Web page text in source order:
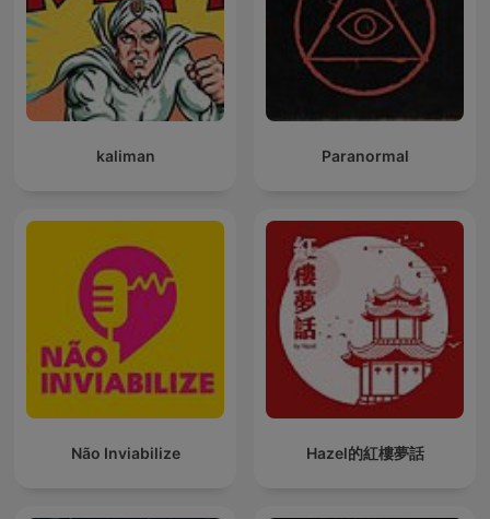
kaliman Paranormal
Não Inviabilize Hazel的紅樓夢話